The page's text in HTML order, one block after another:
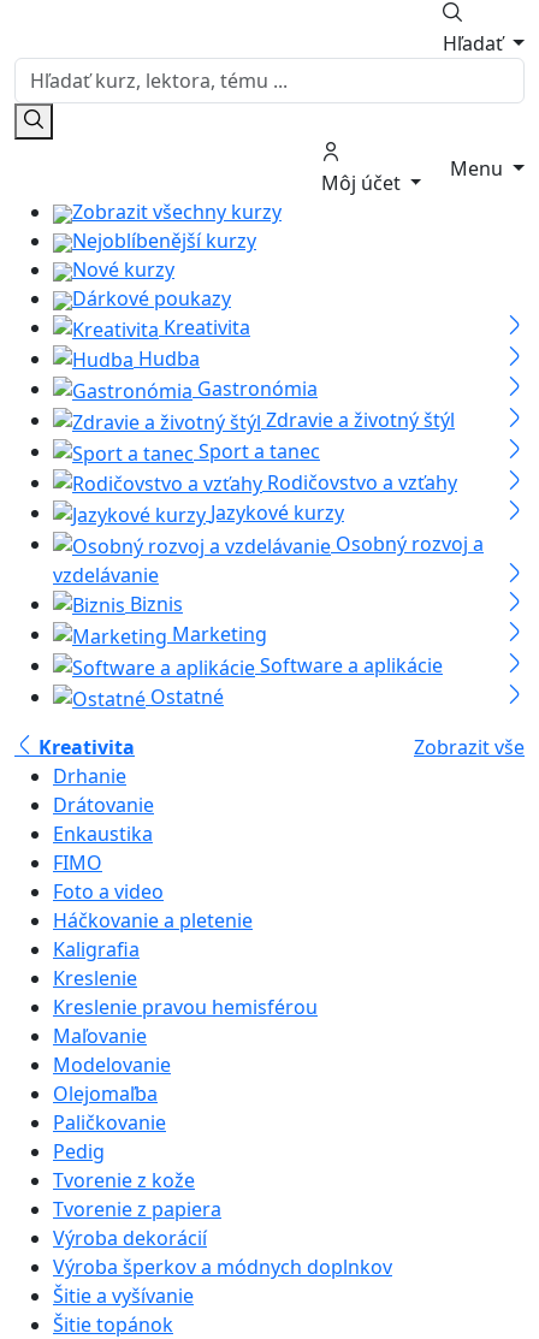
Hľadať
Môj účet
Menu
Zobrazit všechny kurzy
Nejoblíbenější kurzy
Nové kurzy
Dárkové poukazy
Kreativita
Hudba
Gastronómia
Zdravie a životný štýl
Sport a tanec
Rodičovstvo a vzťahy
Jazykové kurzy
Osobný rozvoj a
vzdelávanie
Biznis
Marketing
Software a aplikácie
Ostatné
Kreativita
Zobrazit vše
Drhanie
Drátovanie
Enkaustika
FIMO
Foto a video
Háčkovanie a pletenie
Kaligrafia
Kreslenie
Kreslenie pravou hemisférou
Maľovanie
Modelovanie
Olejomaľba
Paličkovanie
Pedig
Tvorenie z kože
Tvorenie z papiera
Výroba dekorácií
Výroba šperkov a módnych doplnkov
Šitie a vyšívanie
Šitie topánok